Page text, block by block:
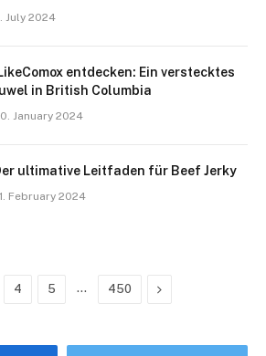
July 2024
entdecken: Ein verstecktes
in British Columbia
January 2024
ultimative Leitfaden für Beef Jerky
February 2024
4 5 … 450 Next